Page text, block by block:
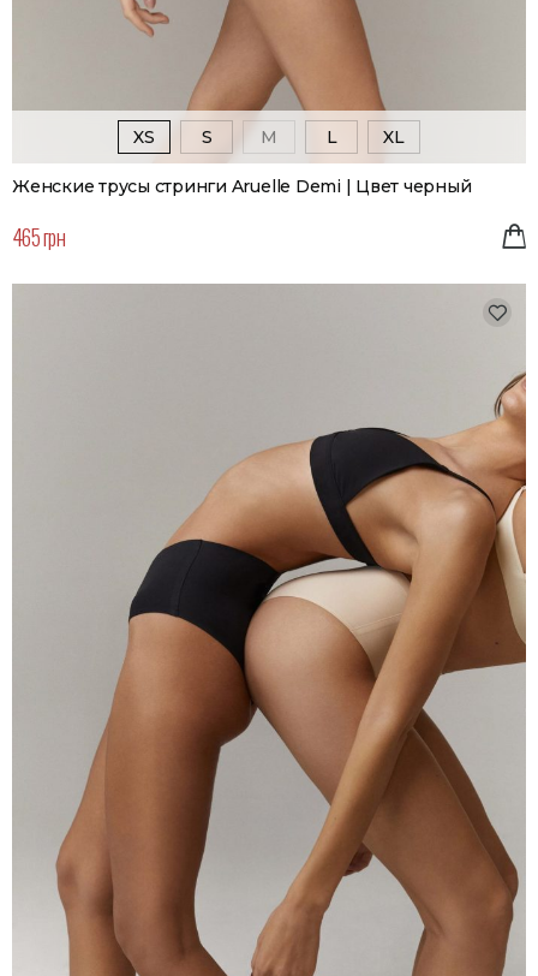
XS S M L XL
Женские трусы стринги Aruelle Demi | Цвет черный
465 грн